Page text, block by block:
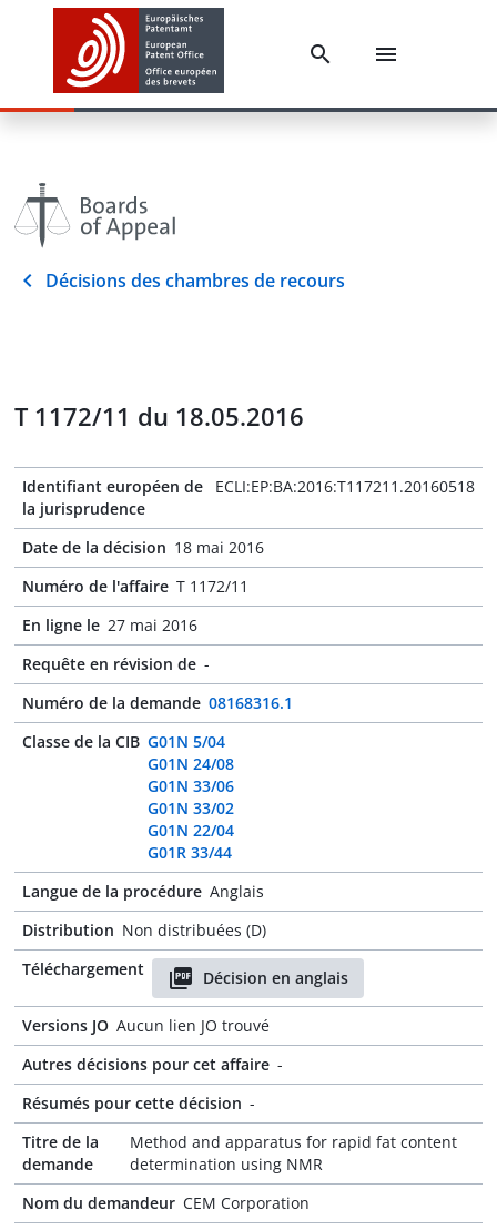
Décisions des chambres de recours
T 1172/11 du 18.05.2016
Identifiant européen de
la jurisprudence
ECLI:EP:BA:2016:T117211.20160518
Date de la décision 18 mai 2016
Numéro de l'affaire T 1172/11
En ligne le 27 mai 2016
Requête en révision de -
Numéro de la demande 08168316.1
Classe de la CIB G01N 5/04
G01N 24/08
G01N 33/06
G01N 33/02
G01N 22/04
G01R 33/44
Langue de la procédure Anglais
Distribution Non distribuées (D)
Téléchargement
Décision en anglais
Versions JO Aucun lien JO trouvé
Autres décisions pour cet affaire -
Résumés pour cette décision -
Titre de la
demande
Method and apparatus for rapid fat content
determination using NMR
Nom du demandeur CEM Corporation